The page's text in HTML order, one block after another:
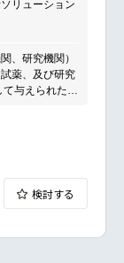
financial
and
issues in a
and
リューション
、研究機関）
薬、及び研究
与えられた売
大勢力である
ター営業部員
，大手臨床検
イを確実に行
検討する